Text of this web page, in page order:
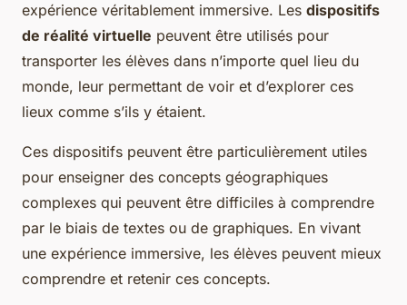
expérience véritablement immersive. Les dispositifs
de réalité virtuelle peuvent être utilisés pour
transporter les élèves dans n’importe quel lieu du
monde, leur permettant de voir et d’explorer ces
lieux comme s’ils y étaient.
Ces dispositifs peuvent être particulièrement utiles
pour enseigner des concepts géographiques
complexes qui peuvent être difficiles à comprendre
par le biais de textes ou de graphiques. En vivant
une expérience immersive, les élèves peuvent mieux
comprendre et retenir ces concepts.